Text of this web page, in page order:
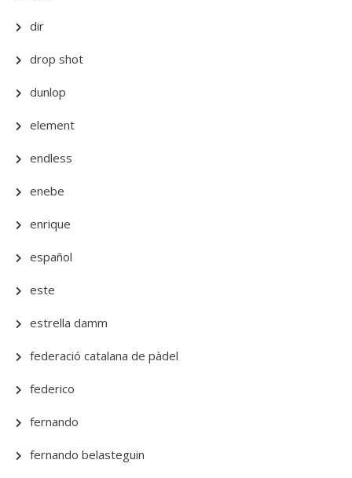
dir
drop shot
dunlop
element
endless
enebe
enrique
español
este
estrella damm
federació catalana de pàdel
federico
fernando
fernando belasteguin